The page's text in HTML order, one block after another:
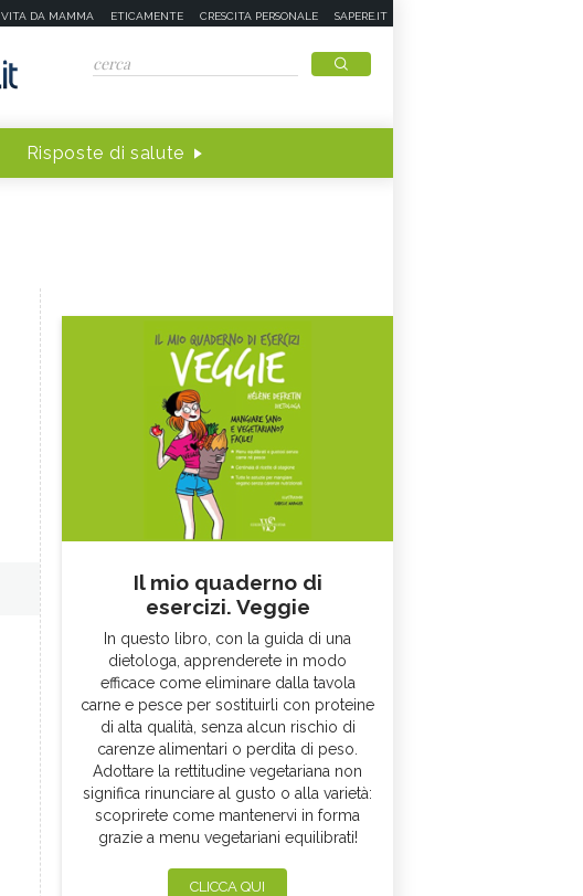
VITA DA MAMMA ETICAMENTE CRESCITA PERSONALE SAPERE.IT
Risposte di salute
Il mio quaderno di
esercizi. Veggie
In questo libro, con la guida di una
dietologa, apprenderete in modo
efficace come eliminare dalla tavola
carne e pesce per sostituirli con proteine
di alta qualità, senza alcun rischio di
carenze alimentari o perdita di peso.
Adottare la rettitudine vegetariana non
significa rinunciare al gusto o alla varietà:
scoprirete come mantenervi in forma
grazie a menu vegetariani equilibrati!
CLICCA QUI